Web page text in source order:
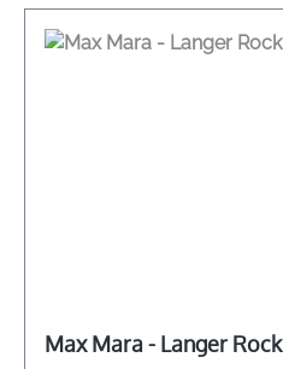
Max Mara - Langer Rock